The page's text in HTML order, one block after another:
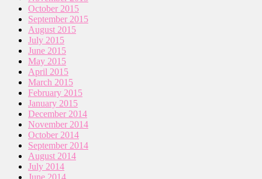
October 2015
September 2015
August 2015
July 2015
June 2015
May 2015
April 2015
March 2015
February 2015
January 2015
December 2014
November 2014
October 2014
September 2014
August 2014
July 2014
June 2014